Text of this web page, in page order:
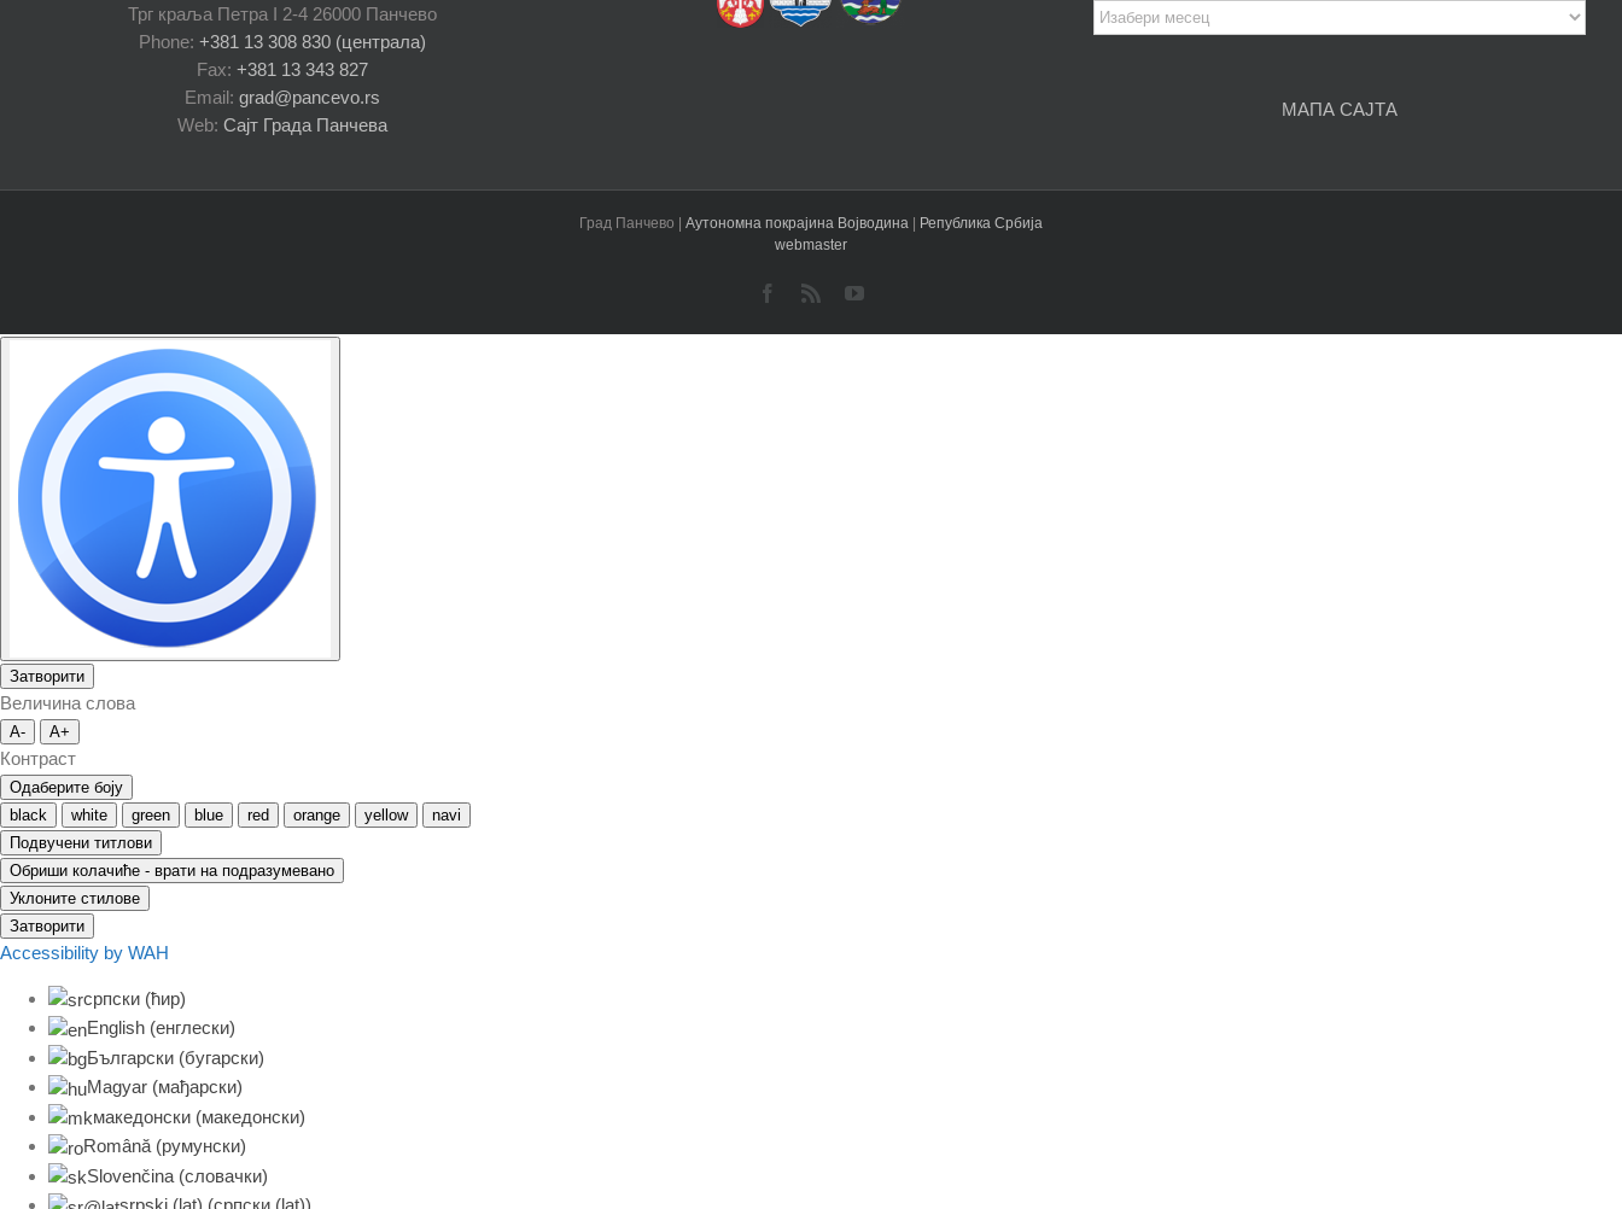
Трг краља Петра I 2-4 26000 Панчево
Phone: +381 13 308 830 (централа)
Fax: +381 13 343 827
Email: grad@pancevo.rs
Web: Сајт Града Панчева
Архива
чланака
МАПА САЈТА
Град Панчево | Аутономна покрајина Војводина | Република Србија
webmaster
Facebook
Rss YouTube
Затворити
Величина слова
A- A+
Контраст
Одаберите боју
black
white green blue red orange yellow
navi
Подвучени титлови
Обриши колачиће - врати на подразумевано
Уклоните стилове
Затворити
Accessibility by WAH
српски (ћир)
English (енглески)
Български (бугарски)
Magyar (мађарски)
македонски (македонски)
Română (румунски)
Slovenčina (словачки)